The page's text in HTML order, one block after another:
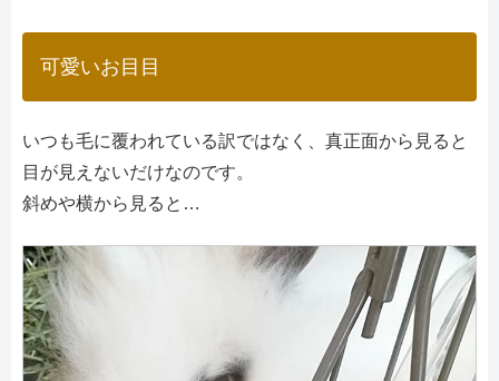
可愛いお目目
いつも毛に覆われている訳ではなく、真正面から見ると
目が見えないだけなのです。
斜めや横から見ると…